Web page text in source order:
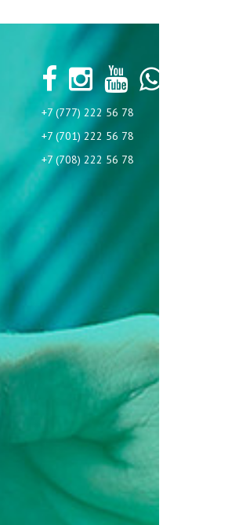
+7 (777) 222 56 78
+7 (701) 222 56 78
+7 (708) 222 56 78